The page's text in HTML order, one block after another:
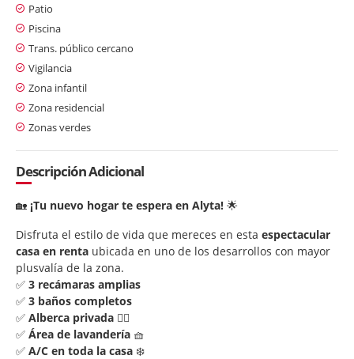
Patio
Piscina
Trans. público cercano
Vigilancia
Zona infantil
Zona residencial
Zonas verdes
Descripción Adicional
🏡 ¡Tu nuevo hogar te espera en Alyta! 🌟
Disfruta el estilo de vida que mereces en esta espectacular
casa en renta ubicada en uno de los desarrollos con mayor
plusvalía de la zona.
✅ 3 recámaras amplias
✅ 3 baños completos
✅ Alberca privada 🏊‍♂️
✅ Área de lavandería 🧺
✅ A/C en toda la casa ❄️